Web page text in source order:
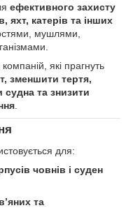
ефективного захисту
яхт, катерів та інших
мушлями,
які прагнуть
зменшити тертя,
судна та знизити
для:
човнів і суден
та